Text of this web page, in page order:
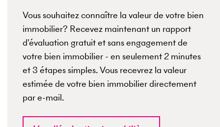
Vous souhaitez connaître la valeur de votre bien
immobilier? Recevez maintenant un rapport
d'évaluation gratuit et sans engagement de
votre bien immobilier - en seulement 2 minutes
et 3 étapes simples. Vous recevrez la valeur
estimée de votre bien immobilier directement
par e-mail.